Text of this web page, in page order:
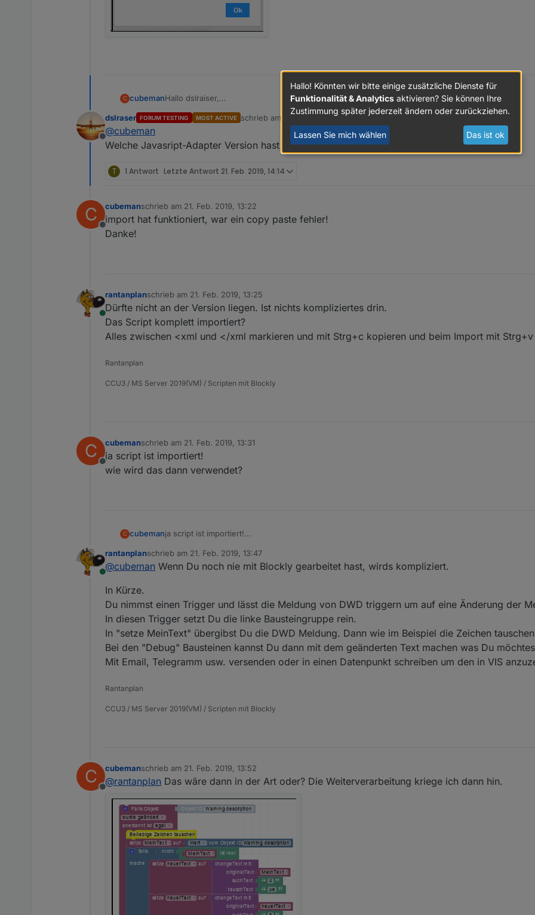
C cubemanHallo dslraiser,
Offline
dslraser FORUM TESTING MOST ACTIVE schrieb am 21. Feb. 2019, 13:20
zuletzt editiert von
@cubeman
Welche Javasript-Adapter Version hast Du ? (alles größer 3.6.4 ist Beta und hat noch Fehler)
T 1 Antwort Letzte Antwort 21. Feb. 2019, 14:14
C
Offline
cubemanschrieb am 21. Feb. 2019, 13:22
zuletzt editiert von
import hat funktioniert, war ein copy paste fehler!
Danke!
Online
rantanplanschrieb am 21. Feb. 2019, 13:25
zuletzt editiert von
Dürfte nicht an der Version liegen. Ist nichts kompliziertes drin.
Das Script komplett importiert?
Alles zwischen <xml und </xml markieren und mit Strg+c kopieren und beim Import mit
Rantanplan
CCU3 / MS Server 2019(VM) / Scripten mit Blockly
C
Offline
cubemanschrieb am 21. Feb. 2019, 13:31
zuletzt editiert von
ja script ist importiert!
wie wird das dann verwendet?
C cubemanja script ist importiert!
Online
rantanplanschrieb am 21. Feb. 2019, 13:47
zuletzt editiert von
@cubeman Wenn Du noch nie mit Blockly gearbeitet hast, wirds kompliziert.
In Kürze.
Du nimmst einen Trigger und lässt die Meldung von DWD triggern um auf eine Änderung der
In diesen Trigger setzt Du die linke Bausteingruppe rein.
In "setze MeinText" übergibst Du die DWD Meldung. Dann wie im Beispiel die Zeichen
Bei den "Debug" Bausteinen kannst Du dann mit dem geänderten Text machen was Du
Mit Email, Telegramm usw. versenden oder in einen Datenpunkt schreiben um den in VIS
Rantanplan
CCU3 / MS Server 2019(VM) / Scripten mit Blockly
C
Offline
cubemanschrieb am 21. Feb. 2019, 13:52
zuletzt editiert von
@rantanplan Das wäre dann in der Art oder? Die Weiterverarbeitung kriege ich dann hin.
Hallo! Könnten wir bitte einige zusätzliche Dienste für
Funktionalität & Analytics aktivieren? Sie können Ihre
Zustimmung später jederzeit ändern oder zurückziehen.
Lassen Sie mich wählen Das ist ok